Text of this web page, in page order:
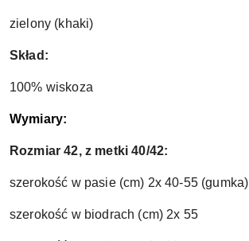
zielony (khaki)
Skład:
100% wiskoza
Wymiary:
Rozmiar 42, z metki 40/42:
szerokość w pasie (cm) 2x 40-55 (gumka)
szerokość w biodrach (cm) 2x 55